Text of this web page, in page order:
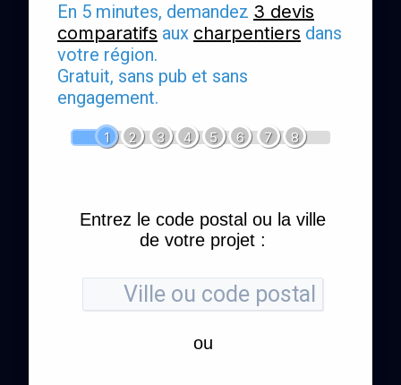
En 5 minutes, demandez 3 devis
comparatifs aux charpentiers dans
votre région.
Gratuit, sans pub et sans
engagement.
1 2 3 4 5 6 7 8
Entrez le code postal ou la ville
de votre projet :
ou